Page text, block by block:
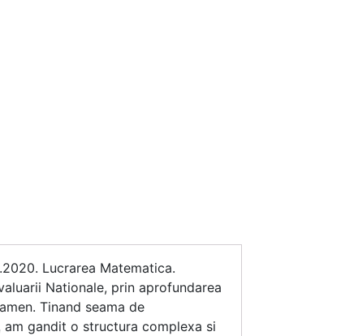
Lucrarea Matematica.
Nationale, prin aprofundarea
Tinand seama de
gandit o structura complexa si